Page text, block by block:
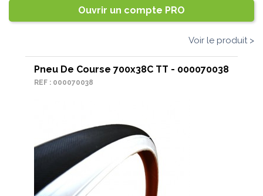
Ouvrir un compte PRO
Voir le produit >
Pneu De Course 700x38C TT - 000070038
REF : 000070038